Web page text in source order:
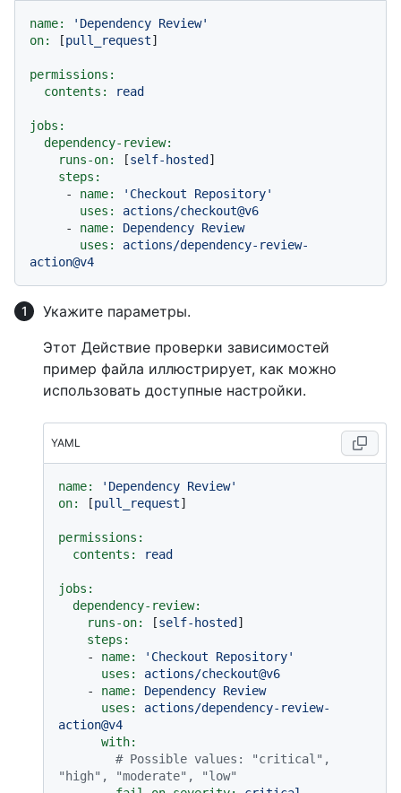
name:
'Dependency Review'
on:
[pull_request]
permissions:
contents:
read
jobs:
dependency-review:
runs-on:
[self-hosted ]
steps:
-
name:
'Checkout Repository'
uses:
actions/checkout@v6
-
name: Dependency Review
uses:
actions/dependency-review-
action@v4
Укажите параметры.
Этот Действие проверки зависимостей
пример файла иллюстрирует, как можно
использовать доступные настройки.
YAML
name:
'Dependency Review'
on:
[pull_request]
permissions:
contents:
read
jobs:
dependency-review:
runs-on:
[self-hosted ]
steps:
-
name:
'Checkout Repository'
uses:
actions/checkout@v6
-
name: Dependency Review
uses:
actions/dependency-review-
action@v4
with:
# Possible values: "critical",
"high", "moderate", "low"